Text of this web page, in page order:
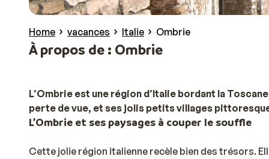
Home vacances Italie Ombrie
À propos de : Ombrie
L’Ombrie est une région d’Italie bordant la
perte de vue, et ses jolis petits villages
L’Ombrie et ses paysages à couper le souffle
Cette jolie région italienne recèle bien des trésors.